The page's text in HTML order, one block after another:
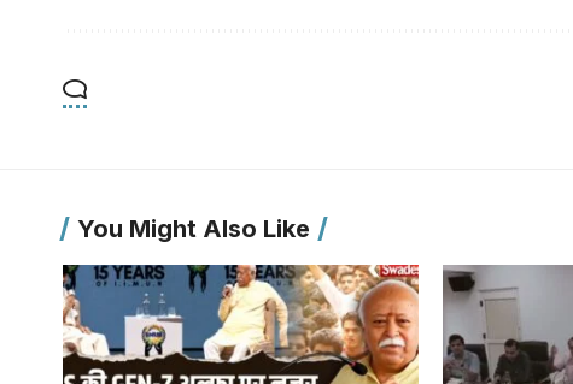
You Might Also Like